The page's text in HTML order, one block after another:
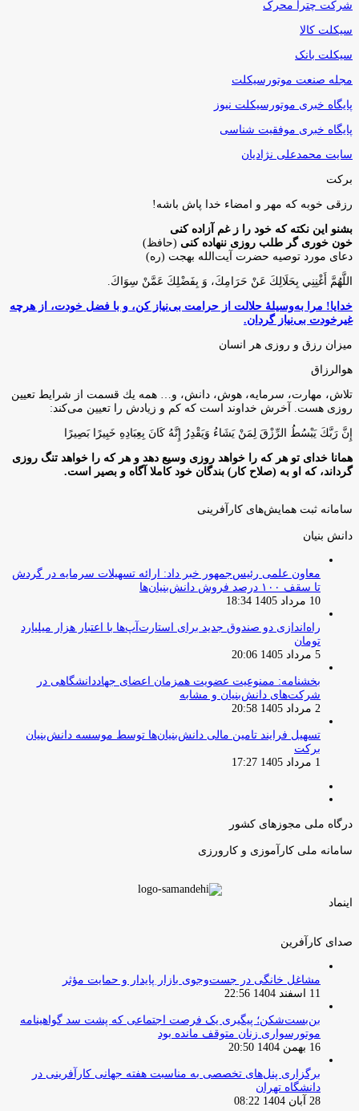
شرکت چترا محرک
سیکلت کالا
سیکلت بانک
مجله صنعت موتورسیکلت
پایگاه خبری موتورسیکلت نیوز
پایگاه خبری موفقیت شناسی
سایت محمدعلی نژادیان
برکت
رزقی خوبه كه مهر و امضاء خدا پاش باشه!
بشنو این نکته که خود را ز غم آزاده کنی
خون خوری گر طلب روزی ننهاده کنی (حافظ)
دعای مورد توصیه حضرت آیت‌الله بهجت (ره)
اللَّهُمَّ أَغْنِنِي بِحَلَالِكَ عَنْ حَرَامِكَ، وَ بِفَضْلِكَ عَمَّنْ سِوَاكَ‏.
خدایا! مرا به‌وسیلۀ حلالت از حرامت بی‌نیاز کن، و با فضل خودت، از هرچه
غیرخودت بی‌نیاز گردان.
میزان رزق و روزی هر انسان
هوالرزاق
تلاش، مهارت، سرمايه، هوش، دانش، و… همه يك قسمت از شرايط تعيين
روزى هست. آخرش خداوند است كه كم و زيادش را تعيين مى‌كند:
إِنَّ رَبَّكَ يَبْسُطُ الرِّزْقَ لِمَنْ يَشَاءُ وَيَقْدِرُ إِنَّهُ كَانَ بِعِبَادِهِ خَبِيرًا بَصِيرًا
همانا خدای تو هر که را خواهد روزی وسیع دهد و هر که را خواهد تنگ روزی
گرداند، که او به (صلاح کار) بندگان خود کاملا آگاه و بصیر است.
سامانه ثبت همایش‌های کارآفرینی
دانش‌ بنیان‌
معاون علمی رئیس‌جمهور خبر داد: ارائه تسهیلات سرمایه در گردش
تا سقف ۱۰۰ درصد فروش دانش‌بنیان‌ها
10 مرداد 1405 18:34
راه‌اندازی دو صندوق جدید برای استارت‌آپ‌ها با اعتبار هزار میلیارد
تومان
5 مرداد 1405 20:06
بخشنامه: ممنوعیت عضویت همزمان اعضای جهاددانشگاهی در
شرکت‌های دانش‌بنیان و مشابه
2 مرداد 1405 20:58
تسهیل فرایند تامین مالی دانش‌بنیان‌ها توسط موسسه دانش‌بنیان
برکت
1 مرداد 1405 17:27
درگاه ملی مجوزهای کشور
سامانه ملی کارآموزی و کارورزی
اینماد
صدای کارآفرین
مشاغل خانگی در جست‌وجوی بازار پایدار و حمایت مؤثر
11 اسفند 1404 22:56
بن‌بست‌شکن؛ پیگیری یک فرصت اجتماعی که پشت سد گواهینامه
موتورسواری زنان متوقف مانده بود
16 بهمن 1404 20:50
برگزاری پنل‌های تخصصی به مناسبت هفته جهانی کارآفرینی در
دانشگاه تهران
28 آبان 1404 08:22